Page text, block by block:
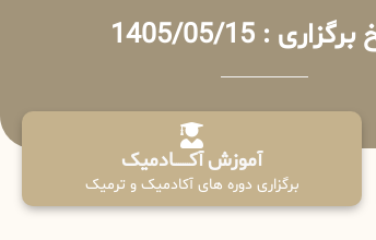
: 1405/05/15
آموزش آکـــــــادمیک
برگزاری دوره های آکادمیک و ترمیک